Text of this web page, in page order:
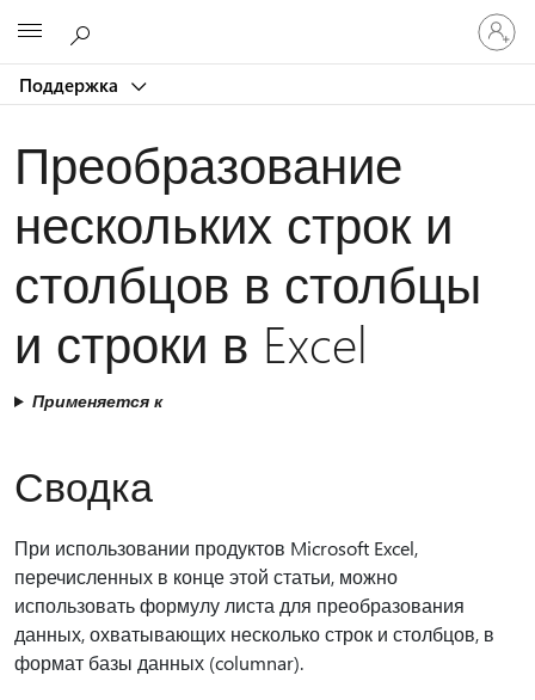
Поддержка
Преобразование
нескольких строк и
столбцов в столбцы
и строки в Excel
Применяется к
Сводка
При использовании продуктов Microsoft Excel,
перечисленных в конце этой статьи, можно
использовать формулу листа для преобразования
данных, охватывающих несколько строк и столбцов, в
формат базы данных (columnar).